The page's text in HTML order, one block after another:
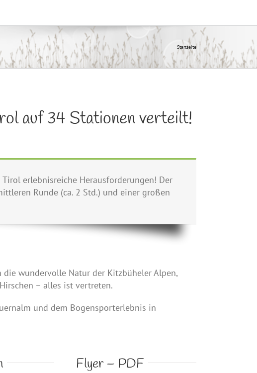
Startseite
auf 34 Stationen verteilt!
erlebnisreiche Herausforderungen! Der
Runde (ca. 2 Std.) und einer großen
wundervolle Natur der Kitzbüheler Alpen,
– alles ist vertreten.
und dem Bogensporterlebnis in
Flyer – PDF